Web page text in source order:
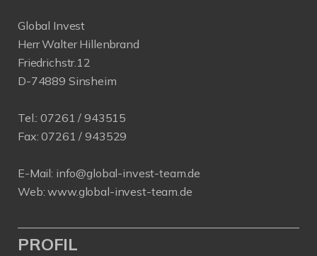
Global Invest
Herr Walter Hillenbrand
Friedrichstr.12
D-74889 Sinsheim
Tel.:07261 / 943515
Fax: 07261 / 943529
E-Mail: info@global-invest-team.de
Web:www.global-invest-team.de
PROFIL